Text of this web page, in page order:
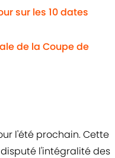
sur les 10 dates
de la Coupe de
l'été prochain. Cette
l'intégralité des